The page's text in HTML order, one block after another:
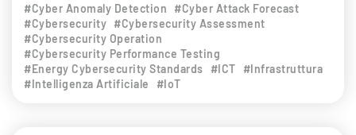
#Cyber Anomaly Detection
#Cyber Attack Forecast
#Cybersecurity #Cybersecurity Assessment
#Cybersecurity Operation
#Cybersecurity Performance Testing
#Energy Cybersecurity Standards
#ICT
#Infrastruttura
#Intelligenza Artificiale
#IoT